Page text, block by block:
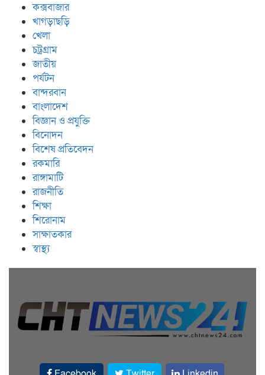
কক্সবাজার
খাগড়াছড়ি
খেলা
চট্রগ্রাম
জাতীয়
পর্যটন
বান্দরবান
বাংলাদেশ
বিজ্ঞান ও প্রযুক্তি
বিনোদন
বিশেষ প্রতিবেদন
রকমারি
রাঙ্গামাটি
রাজনীতি
শিক্ষা
শিরোনাম
সাক্ষাতকার
স্বাস্থ্য